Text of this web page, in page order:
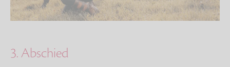
3. Abschied